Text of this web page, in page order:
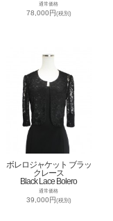
通常価格
78,000円(税別)
ボレロジャケット ブラッ
クレース
Black Lace Bolero
通常価格
39,000円(税別)